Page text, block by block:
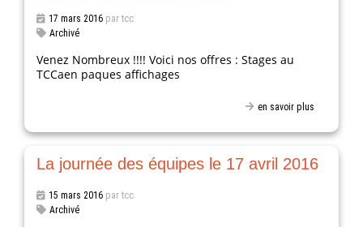
17 mars 2016 par tcc
Archivé
Venez Nombreux !!!! Voici nos offres : Stages au
TCCaen paques affichages
en savoir plus
La journée des équipes le 17 avril 2016
15 mars 2016 par tcc
Archivé